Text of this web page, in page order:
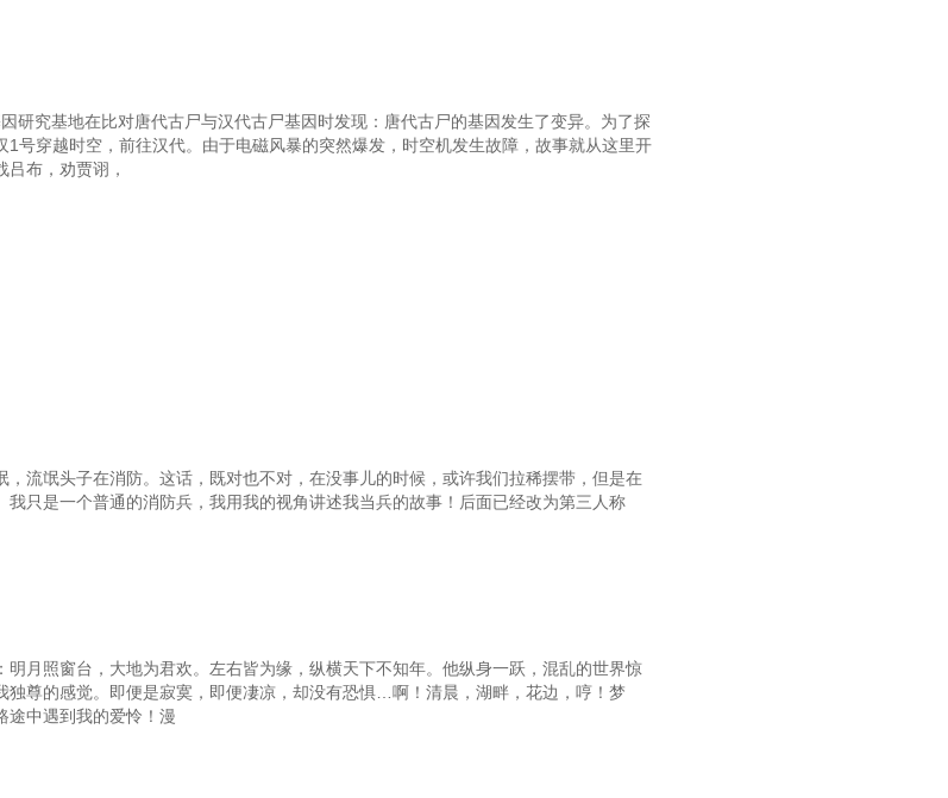
研究基地在比对唐代古尸与汉代古尸基因时发现：唐代古尸的基因发生了变异。为了探
号穿越时空，前往汉代。由于电磁风暴的突然爆发，时空机发生故障，故事就从这里开
布，劝贾诩，
流氓头子在消防。这话，既对也不对，在没事儿的时候，或许我们拉稀摆带，但是在
我只是一个普通的消防兵，我用我的视角讲述我当兵的故事！后面已经改为第三人称
月照窗台，大地为君欢。左右皆为缘，纵横天下不知年。他纵身一跃，混乱的世界惊
独尊的感觉。即便是寂寞，即便凄凉，却没有恐惧…啊！清晨，湖畔，花边，哼！梦
途中遇到我的爱怜！漫